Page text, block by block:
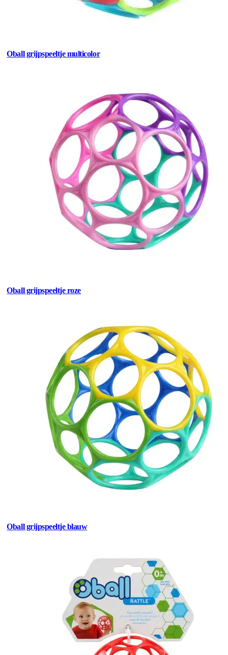
Oball grijpspeeltje multicolor
Oball grijpspeeltje roze
Oball grijpspeeltje blauw